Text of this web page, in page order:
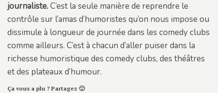
journaliste.C’est la seule manière de reprendre le
contrôle sur l’amas d’humoristes qu’on nous impose ou
dissimule à longueur de journée dans les comedy clubs
comme ailleurs. C’est à chacun d’aller puiser dans la
richesse humoristique des comedy clubs, des théâtres
et des plateaux d’humour.
Ça vous a plu ? Partagez 🙂